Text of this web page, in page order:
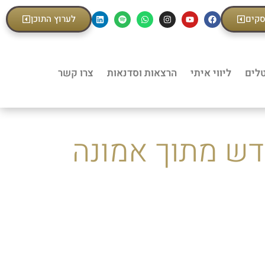
לערוץ התוכן
ליווי איתי הרצאות וסדנאות צרו קשר
מתוך אמונה